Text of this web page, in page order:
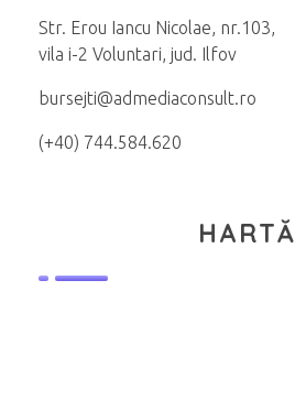
Str. Erou Iancu Nicolae, nr.103,
vila i-2 Voluntari, jud. Ilfov
bursejti@admediaconsult.ro
(+40) 744.584.620
HARTĂ